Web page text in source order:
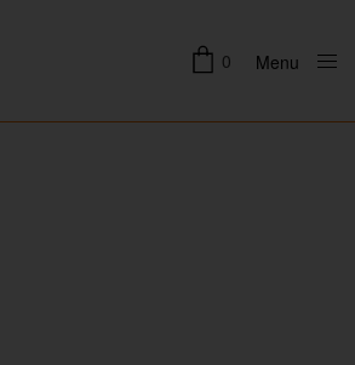
0 Menu